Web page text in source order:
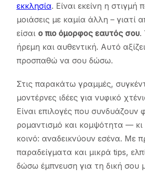
εκκλησία. Είναι εκείνη η στιγμή
μοιάσεις με καμία άλλη – γιατί
είσαι ο πιο όμορφος εαυτός σου.
ήρεμη και αυθεντική. Αυτό
προσπαθώ να σου δώσω.
Στις παρακάτω γραμμές,
μοντέρνες ιδέες για νυφικό
Είναι επιλογές που συνδυάζουν
ρομαντισμό και κομψότητα — κι
κοινό: αναδεικνύουν εσένα. Με
παραδείγματα και μικρά tips,
δώσω έμπνευση για τη δική σου